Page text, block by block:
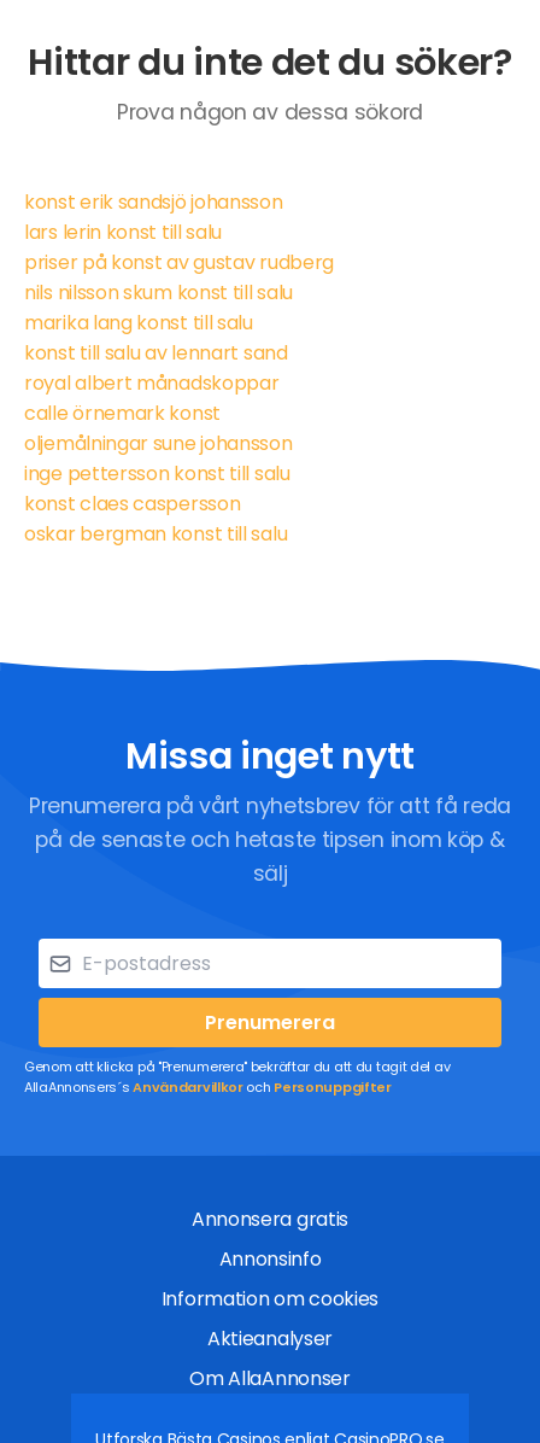
Hittar du inte det du söker?
Prova någon av dessa sökord
konst erik sandsjö johansson
lars lerin konst till salu
priser på konst av gustav rudberg
nils nilsson skum konst till salu
marika lang konst till salu
konst till salu av lennart sand
royal albert månadskoppar
calle örnemark konst
oljemålningar sune johansson
inge pettersson konst till salu
konst claes caspersson
oskar bergman konst till salu
Missa inget nytt
Prenumerera på vårt nyhetsbrev för att få reda
på de senaste och hetaste tipsen inom köp &
sälj
Prenumerera
Genom att klicka på "Prenumerera" bekräftar du att du tagit del av
AllaAnnonsers´sAnvändarvillkoroch Personuppgifter
Annonsera gratis
Annonsinfo
Information om cookies
Aktieanalyser
Om AllaAnnonser